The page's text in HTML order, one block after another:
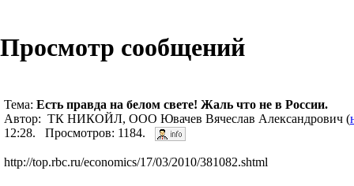
Просмотр сообщений
Тема: Есть правда на белом свете! Жаль что не в России.
Автор: ТК НИКОЙЛ, ООО Ювачев Вячеслав Александрович (
12:28. Просмотров: 1184.
http://top.rbc.ru/economics/17/03/2010/381082.shtml